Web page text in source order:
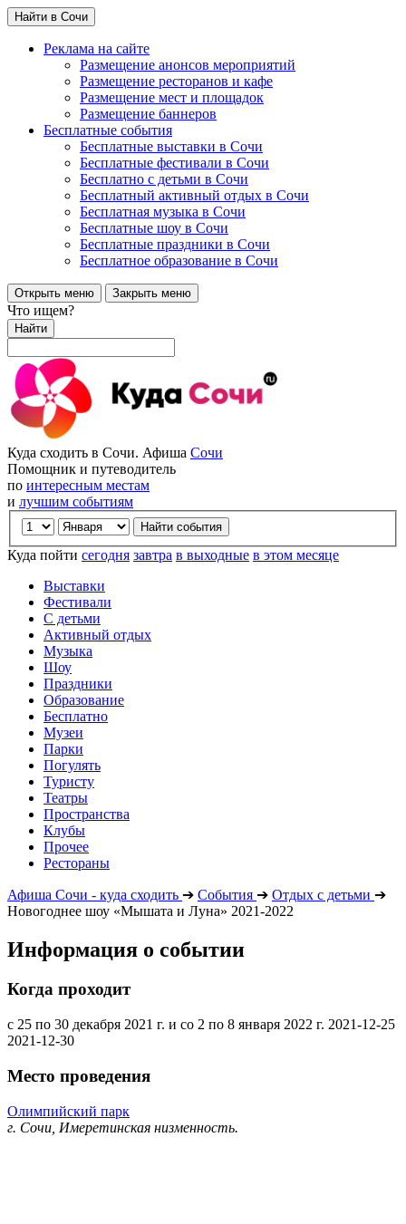
Найти в Сочи
Реклама на сайте
Размещение анонсов мероприятий
Размещение ресторанов и кафе
Размещение мест и площадок
Размещение баннеров
Бесплатные события
Бесплатные выставки в Сочи
Бесплатные фестивали в Сочи
Бесплатно с детьми в Сочи
Бесплатный активный отдых в Сочи
Бесплатная музыка в Сочи
Бесплатные шоу в Сочи
Бесплатные праздники в Сочи
Бесплатное образование в Сочи
Открыть меню Закрыть меню
Что ищем?
Найти
Куда сходить в Сочи. Афиша Сочи
Помощник и путеводитель
по интересным местам
и лучшим событиям
Куда пойти сегодня завтра в выходные в этом месяце
Выставки
Фестивали
С детьми
Активный отдых
Музыка
Шоу
Праздники
Образование
Бесплатно
Музеи
Парки
Погулять
Туристу
Театры
Пространства
Клубы
Прочее
Рестораны
Афиша Сочи - куда сходить ➔ События ➔ Отдых с детьми ➔
Новогоднее шоу «Мышата и Луна» 2021-2022
Информация о событии
Когда проходит
с 25 по 30 декабря 2021 г. и со 2 по 8 января 2022 г. 2021-12-25
2021-12-30
Место проведения
Олимпийский парк
г. Сочи, Имеретинская низменность.